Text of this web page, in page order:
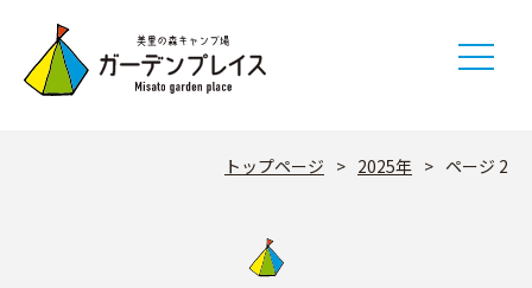
content
トップページ > 2025年 > ページ 2